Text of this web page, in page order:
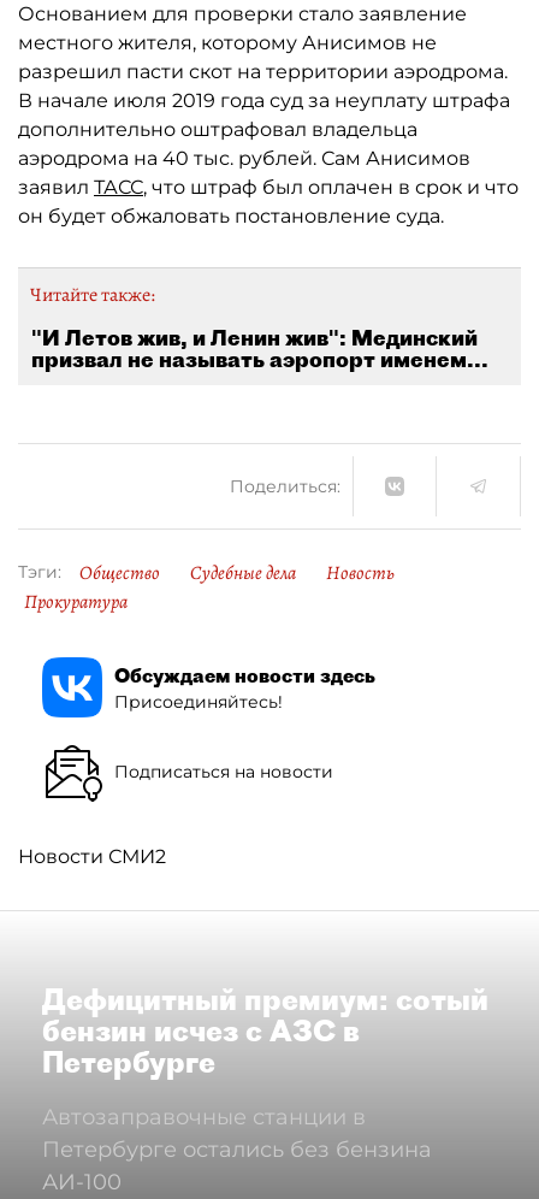
Основанием для проверки стало заявление
местного жителя, которому Анисимов не
разрешил пасти скот на территории аэродрома.
В начале июля 2019 года суд за неуплату штрафа
дополнительно оштрафовал владельца
аэродрома на 40 тыс. рублей. Сам Анисимов
заявил ТАСС, что штраф был оплачен в срок и что
он будет обжаловать постановление суда.
Читайте также:
"И Летов жив, и Ленин жив": Мединский
призвал не называть аэропорт именем...
Поделиться:
Тэги: Общество Судебные дела
Новость
Прокуратура
Обсуждаем новости здесь
Присоединяйтесь!
Подписаться на новости
Новости СМИ2
Дефицитный премиум: сотый
бензин исчез с АЗС в
Петербурге
Автозаправочные станции в
Петербурге остались без бензина
АИ-100